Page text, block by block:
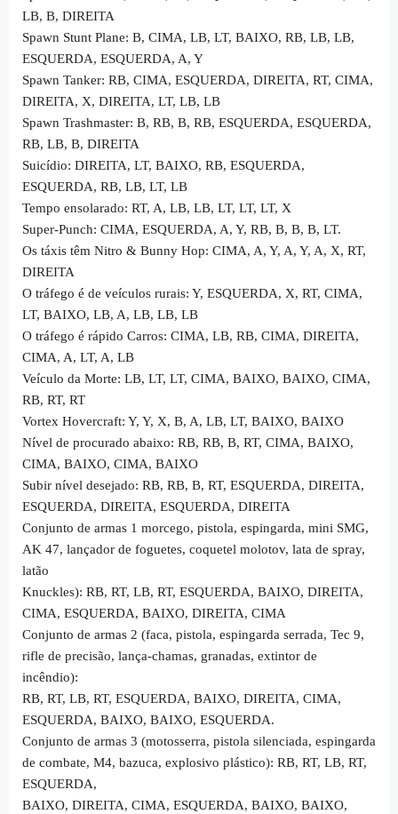
LB, B, DIREITA
Spawn Stunt Plane: B, CIMA, LB, LT, BAIXO, RB, LB, LB,
ESQUERDA, ESQUERDA, A, Y
Spawn Tanker: RB, CIMA, ESQUERDA, DIREITA, RT, CIMA,
DIREITA, X, DIREITA, LT, LB, LB
Spawn Trashmaster: B, RB, B, RB, ESQUERDA, ESQUERDA,
RB, LB, B, DIREITA
Suicídio: DIREITA, LT, BAIXO, RB, ESQUERDA,
ESQUERDA, RB, LB, LT, LB
Tempo ensolarado: RT, A, LB, LB, LT, LT, LT, X
Super-Punch: CIMA, ESQUERDA, A, Y, RB, B, B, B, LT.
Os táxis têm Nitro & Bunny Hop: CIMA, A, Y, A, Y, A, X, RT,
DIREITA
O tráfego é de veículos rurais: Y, ESQUERDA, X, RT, CIMA,
LT, BAIXO, LB, A, LB, LB, LB
O tráfego é rápido Carros: CIMA, LB, RB, CIMA, DIREITA,
CIMA, A, LT, A, LB
Veículo da Morte: LB, LT, LT, CIMA, BAIXO, BAIXO, CIMA,
RB, RT, RT
Vortex Hovercraft: Y, Y, X, B, A, LB, LT, BAIXO, BAIXO
Nível de procurado abaixo: RB, RB, B, RT, CIMA, BAIXO,
CIMA, BAIXO, CIMA, BAIXO
Subir nível desejado: RB, RB, B, RT, ESQUERDA, DIREITA,
ESQUERDA, DIREITA, ESQUERDA, DIREITA
Conjunto de armas 1 morcego, pistola, espingarda, mini SMG,
AK 47, lançador de foguetes, coquetel molotov, lata de spray,
latão
Knuckles): RB, RT, LB, RT, ESQUERDA, BAIXO, DIREITA,
CIMA, ESQUERDA, BAIXO, DIREITA, CIMA
Conjunto de armas 2 (faca, pistola, espingarda serrada, Tec 9,
rifle de precisão, lança-chamas, granadas, extintor de
incêndio):
RB, RT, LB, RT, ESQUERDA, BAIXO, DIREITA, CIMA,
ESQUERDA, BAIXO, BAIXO, ESQUERDA.
Conjunto de armas 3 (motosserra, pistola silenciada, espingarda
de combate, M4, bazuca, explosivo plástico): RB, RT, LB, RT,
ESQUERDA,
BAIXO, DIREITA, CIMA, ESQUERDA, BAIXO, BAIXO,